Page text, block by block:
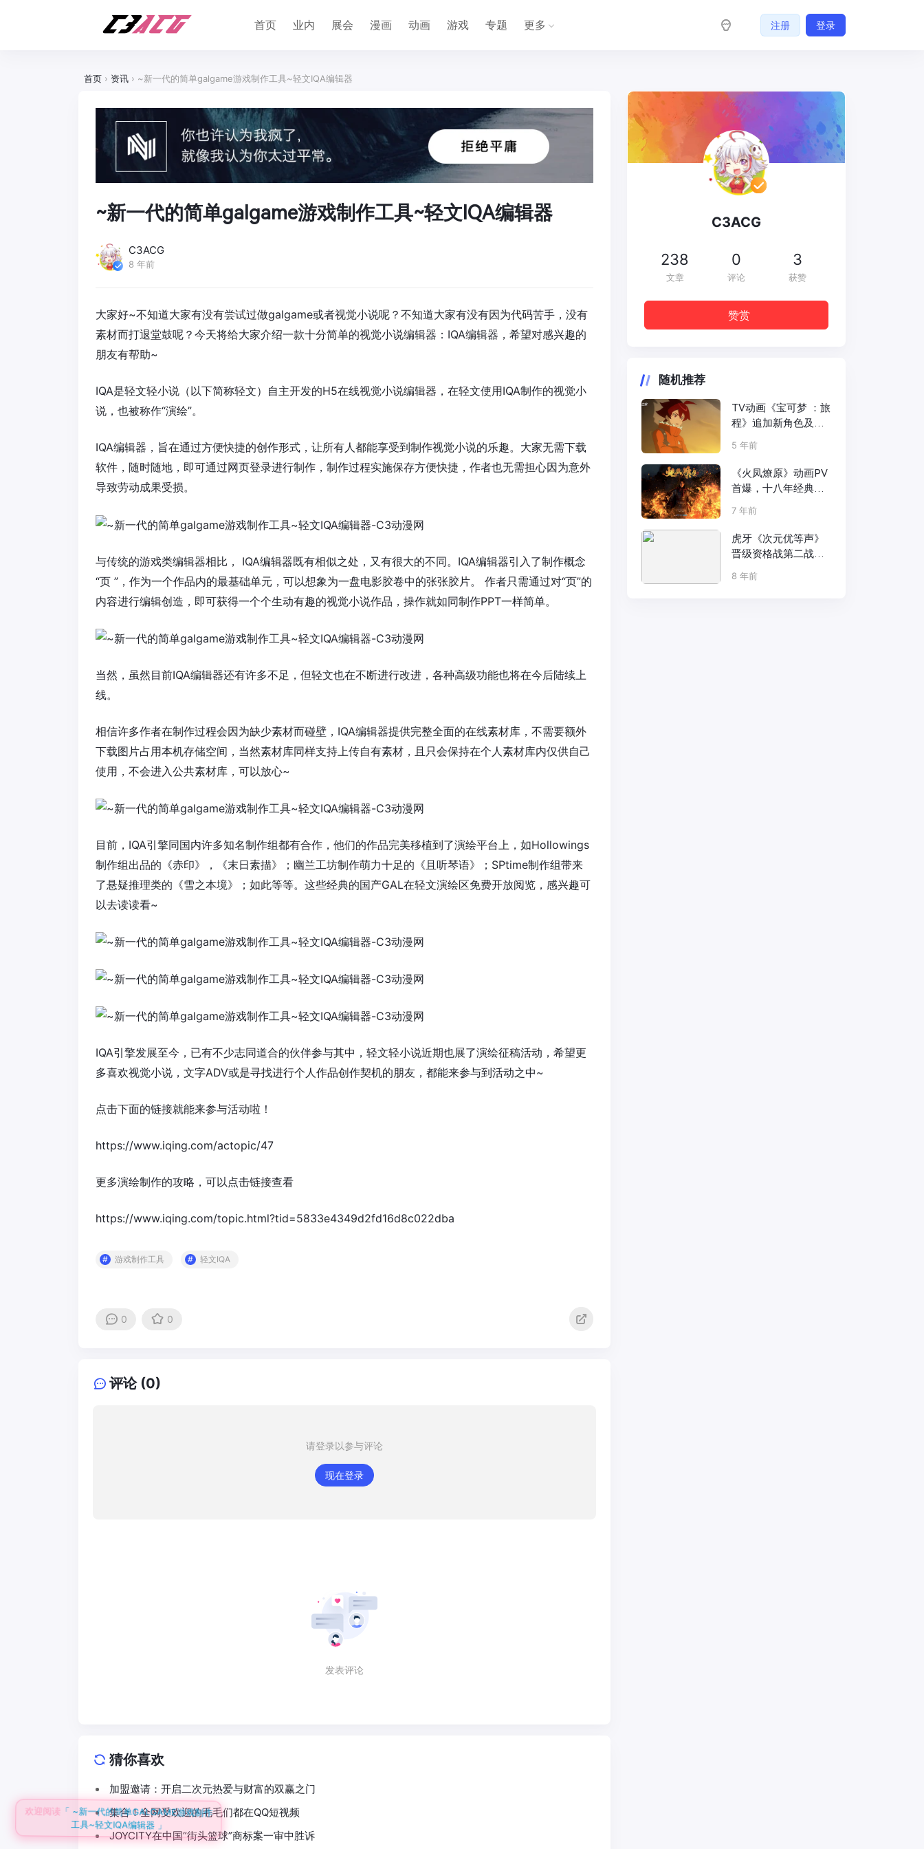
首页 业内 展会 漫画 动画 游戏 专题 更多 注册 登录
首页 › 资讯 › ~新一代的简单galgame游戏制作工具~轻文IQA编辑器
~新一代的简单galgame游戏制作工具~轻文IQA编辑器
C3ACG
8 年前
大家好~不知道大家有没有尝试过做galgame或者视觉小说呢？不知道大家有没有因为代码苦手，没有
素材而打退堂鼓呢？今天将给大家介绍一款十分简单的视觉小说编辑器：IQA编辑器，希望对感兴趣的
朋友有帮助~
IQA是轻文轻小说（以下简称轻文）自主开发的H5在线视觉小说编辑器，在轻文使用IQA制作的视觉小
说，也被称作“演绘”。
IQA编辑器，旨在通过方便快捷的创作形式，让所有人都能享受到制作视觉小说的乐趣。大家无需下载
软件，随时随地，即可通过网页登录进行制作，制作过程实施保存方便快捷，作者也无需担心因为意外
导致劳动成果受损。
与传统的游戏类编辑器相比， IQA编辑器既有相似之处，又有很大的不同。IQA编辑器引入了制作概念
“页 ”，作为一个作品内的最基础单元，可以想象为一盘电影胶卷中的张张胶片。 作者只需通过对“页”的
内容进行编辑创造，即可获得一个个生动有趣的视觉小说作品，操作就如同制作PPT一样简单。
当然，虽然目前IQA编辑器还有许多不足，但轻文也在不断进行改进，各种高级功能也将在今后陆续上
线。
相信许多作者在制作过程会因为缺少素材而碰壁，IQA编辑器提供完整全面的在线素材库，不需要额外
下载图片占用本机存储空间，当然素材库同样支持上传自有素材，且只会保持在个人素材库内仅供自己
使用，不会进入公共素材库，可以放心~
目前，IQA引擎同国内许多知名制作组都有合作，他们的作品完美移植到了演绘平台上，如Hollowings
制作组出品的《赤印》，《末日素描》；幽兰工坊制作萌力十足的《且听琴语》；SPtime制作组带来
了悬疑推理类的《雪之本境》；如此等等。这些经典的国产GAL在轻文演绘区免费开放阅览，感兴趣可
以去读读看~
IQA引擎发展至今，已有不少志同道合的伙伴参与其中，轻文轻小说近期也展了演绘征稿活动，希望更
多喜欢视觉小说，文字ADV或是寻找进行个人作品创作契机的朋友，都能来参与到活动之中~
点击下面的链接就能来参与活动啦！
https://www.iqing.com/actopic/47
更多演绘制作的攻略，可以点击链接查看
https://www.iqing.com/topic.html?tid=5833e4349d2fd16d8c022dba
游戏制作工具 轻文IQA
0 0
评论 (0)
请登录以参与评论
现在登录
发表评论
猜你喜欢
加盟邀请：开启二次元热爱与财富的双赢之门
集合！全网受欢迎的毛毛们都在QQ短视频
JOYCITY在中国“街头篮球”商标案一审中胜诉
C3ACG
238
文章
0
评论
3
获赞
赞赏
随机推荐
TV动画《宝可梦 ：旅
程》追加新角色及声
优、新PV公开！
5 年前
《火凤燎原》动画PV
首爆，十八年经典三
国漫引人期待
7 年前
虎牙《次元优等声》
晋级资格战第二战，
语病病一人饰九角引
爆全场
8 年前
欢迎阅读「 ~新一代的简单GALGAME游戏制作
工具~轻文IQA编辑器 」